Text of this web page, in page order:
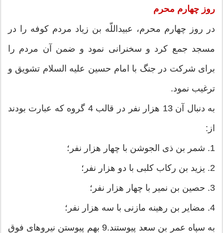
روز چهارم محرم
در روز چهارم محرم، عبیداللّه‏ بن زیاد مردم كوفه را در
مسجد جمع كرد و سخنرانی نمود و ضمن آن مردم را
برای شركت در جنگ با امام حسین علیه‏ السلام تشویق و
ترغیب نمود.
به دنبال آن 13 هزار نفر در قالب 4 گروه كه عبارت بودند
از:
1. شمر بن ذی الجوشن با چهار هزار نفر؛
2. یزید بن ركاب كلبی با دو هزار نفر؛
3. حصین بن نمیر با چهار هزار نفر؛
4. مضایر بن رهینه مازنی با سه هزار نفر؛
به سپاه عمر بن سعد پیوستند.9 بهم پیوستن نیروهای فوق